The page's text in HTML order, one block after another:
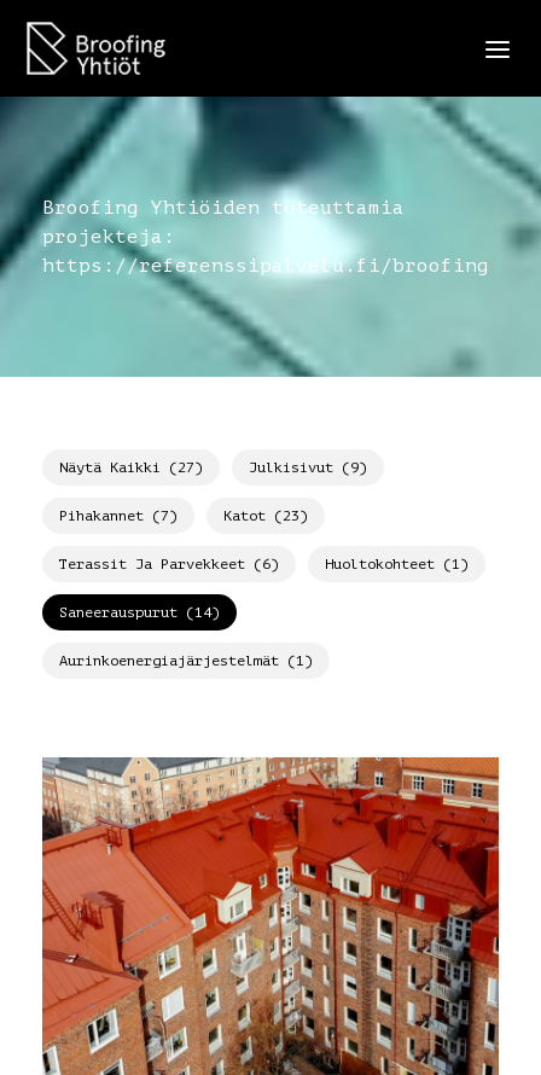
Broofing Yhtiöiden toteuttamia
projekteja:
https://referenssipalvelu.fi/broofing
Näytä Kaikki (27) Julkisivut (9)
Pihakannet (7) Katot (23)
Terassit Ja Parvekkeet (6) Huoltokohteet (1)
Saneerauspurut (14)
Aurinkoenergiajärjestelmät (1)